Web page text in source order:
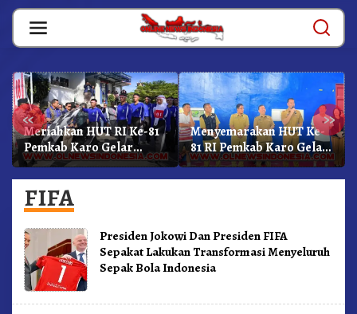
Skip
content
« »
Meriahkan HUT RI Ke-81
Pemkab Karo Gelar
Gerak Jalan
Kemerdekaan.!
Menyemarakan HUT Ke-
81 RI Pemkab Karo Gelar
Pertandingan Olahraga
FIFA
Presiden Jokowi Dan Presiden FIFA
Sepakat Lakukan Transformasi Menyeluruh
Sepak Bola Indonesia